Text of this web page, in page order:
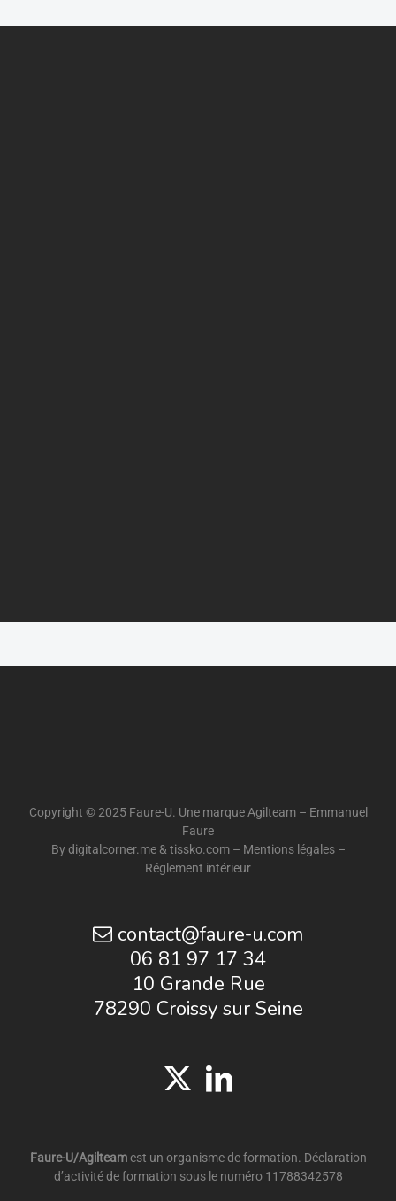
Copyright © 2025 Faure-U. Une marque Agilteam – Emmanuel
Faure
Bydigitalcorner.me& tissko.com– Mentions légales–
Réglement intérieur
contact@faure-u.com
06 81 97 17 34
10 Grande Rue
78290 Croissy sur Seine
Faure-U/Agilteamest un organisme de formation. Déclaration
d’activité de formation sous le numéro 11788342578